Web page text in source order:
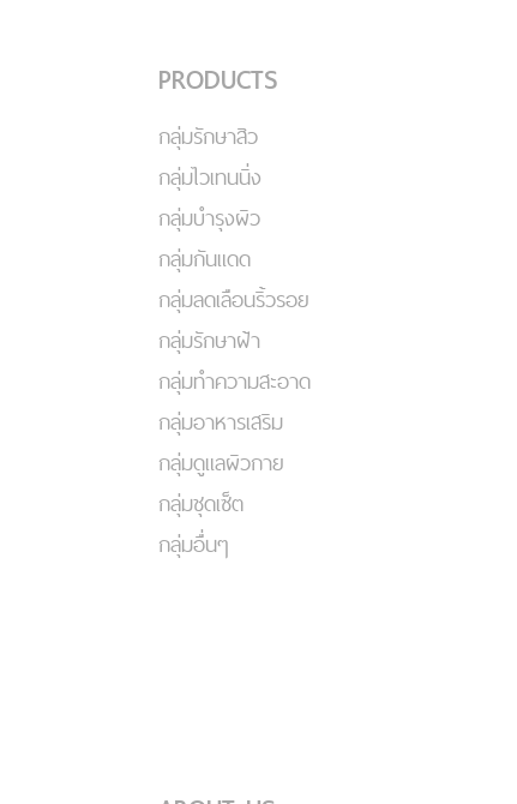
PRODUCTS
กลุ่มรักษาสิว
กลุ่มไวเทนนิ่ง
กลุ่มบำรุงผิว
กลุ่มกันแดด
กลุ่มลดเลือนริ้วรอย
กลุ่มรักษาฝ้า
กลุ่มทำความสะอาด
กลุ่มอาหารเสริม
กลุ่มดูแลผิวกาย
กลุ่มชุดเซ็ต
กลุ่มอื่นๆ